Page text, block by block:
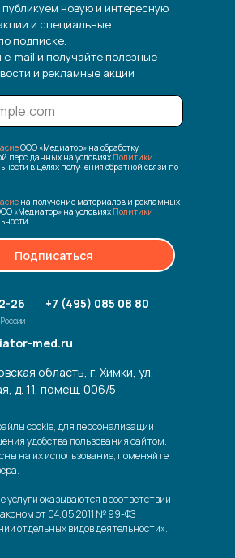
cookie, для персонализации
удобства пользования сайтом.
на их использование, поменяйте
услуги оказываются в соответствии
от 04.05.2011 № 99-ФЗ
отдельных видов деятельности».
новую и интересную
и специальные
подписке.
mail и получайте полезные
и рекламные акции
ООО «Медиатор» на обработку
перс.данных на условиях Политики
в целях получения обратной связи по
на получение материалов и рекламных
«Медиатор» на условиях Политики
Подписаться
26
med.ru
область, г. Химки, ул.
д. 11, помещ. 006/5
+7 (495) 085 08 80